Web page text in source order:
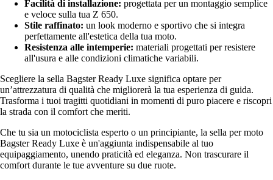
Facilità di installazione: progettata per un montaggio semplice
e veloce sulla tua Z 650.
Stile raffinato: un look moderno e sportivo che si integra
perfettamente all'estetica della tua moto.
Resistenza alle intemperie: materiali progettati per resistere
all'usura e alle condizioni climatiche variabili.
Scegliere la sella Bagster Ready Luxe significa optare per
un’attrezzatura di qualità che migliorerà la tua esperienza di guida.
Trasforma i tuoi tragitti quotidiani in momenti di puro piacere e riscopri
la strada con il comfort che meriti.
Che tu sia un motociclista esperto o un principiante, la sella per moto
Bagster Ready Luxe è un'aggiunta indispensabile al tuo
equipaggiamento, unendo praticità ed eleganza. Non trascurare il
comfort durante le tue avventure su due ruote.